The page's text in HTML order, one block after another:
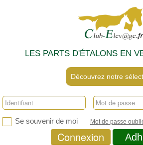
LES PARTS D'ÉTALONS EN
Découvrez notre
Se souvenir de moi Mot de passe
Connexion